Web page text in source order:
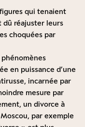
qui tenaient
dû réajuster leurs
choquées par
phénomènes
en puissance d’une
incarnée par
mesure par
un divorce à
par exemple